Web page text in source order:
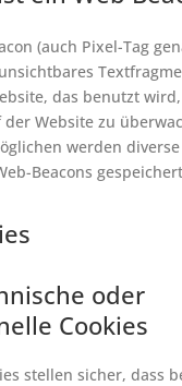
(auch Pixel-Tag
das benutzt
Website zu
werden
Beacons
oder
Cookies
stellen sicher, dass